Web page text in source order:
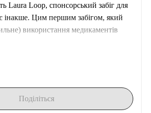
Laura Loop, спонсорський забіг для
інакше. Цим першим забігом, який
використання медикаментів
чи з командою.
Поділіться